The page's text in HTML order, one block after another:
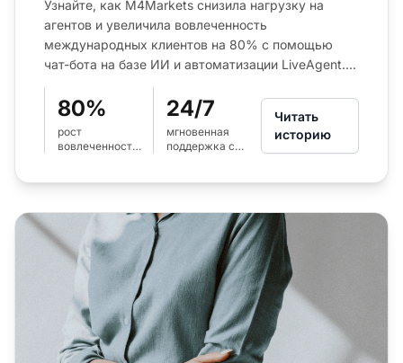
Узнайте, как M4Markets снизила нагрузку на
агентов и увеличила вовлеченность
международных клиентов на 80% с помощью
чат-бота на базе ИИ и автоматизации LiveAgent....
80%
рост
вовлеченности
24/7
мгновенная
поддержка с
Читать
историю